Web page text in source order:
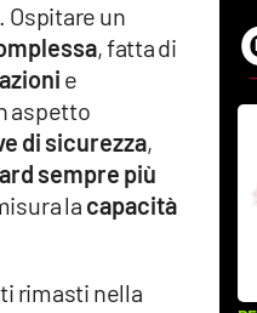
. Ospitare un
, fatta di
e
aspetto
di sicurezza,
sempre più
la capacità
rimasti nella